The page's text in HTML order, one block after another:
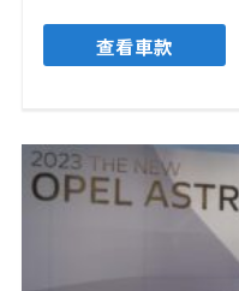
查看車款